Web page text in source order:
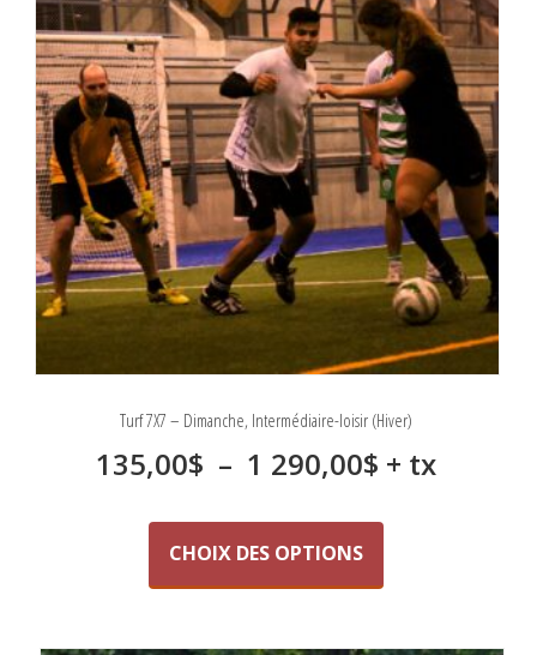
Turf 7X7 – Dimanche, Intermédiaire-loisir (Hiver)
135,00$ – 1 290,00$ Plage
+ tx
CHOIX DES OPTIONS